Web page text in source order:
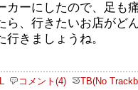
カーにしたので、足も
ら、行きたいお店がど
きましょうね。
コメント(4) TB(No